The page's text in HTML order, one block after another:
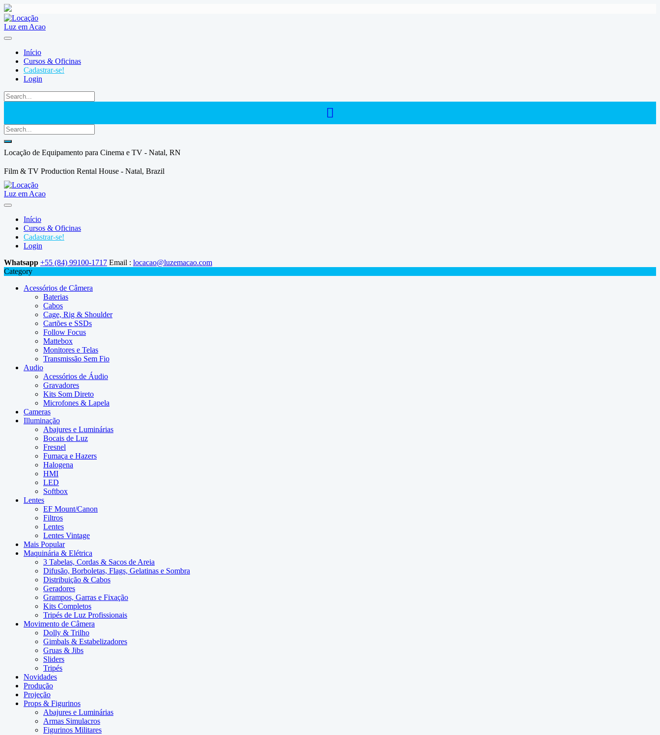
Skip
to
content
Início
Cursos & Oficinas
Cadastrar-se!
Login
Locação de Equipamento para Cinema e TV - Natal, RN
Film & TV Production Rental House - Natal, Brazil
Início
Cursos & Oficinas
Cadastrar-se!
Login
Whatsapp +55 (84) 99100-1717 Email : locacao@luzemacao.com
Category
Acessórios de Câmera
Baterias
Cabos
Cage, Rig & Shoulder
Cartões e SSDs
Follow Focus
Mattebox
Monitores e Telas
Transmissão Sem Fio
Audio
Acessórios de Áudio
Gravadores
Kits Som Direto
Microfones & Lapela
Cameras
Illuminação
Abajures e Luminárias
Bocais de Luz
Fresnel
Fumaça e Hazers
Halogena
HMI
LED
Softbox
Lentes
EF Mount/Canon
Filtros
Lentes
Lentes Vintage
Mais Popular
Maquinária & Elétrica
3 Tabelas, Cordas & Sacos de Areia
Difusão, Borboletas, Flags, Gelatinas e Sombra
Distribuição & Cabos
Geradores
Grampos, Garras e Fixação
Kits Completos
Tripés de Luz Profissionais
Movimento de Câmera
Dolly & Trilho
Gimbals & Estabelizadores
Gruas & Jibs
Sliders
Tripés
Novidades
Produção
Projeção
Props & Figurinos
Abajures e Luminárias
Armas Simulacros
Figurinos Militares